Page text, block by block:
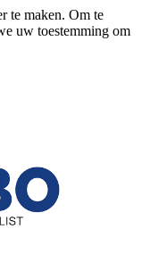
te maken. Om te
uw toestemming om